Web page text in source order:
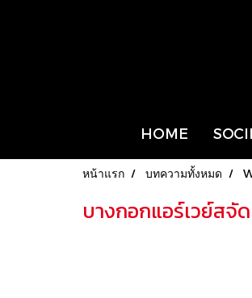
HOME
หน้าแรก บทความทั้งหมด
บางกอกแอร์เวย์สจั